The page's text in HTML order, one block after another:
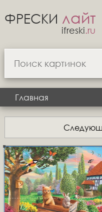
ФРЕСКИ лайт
ifreski.ru
Главная